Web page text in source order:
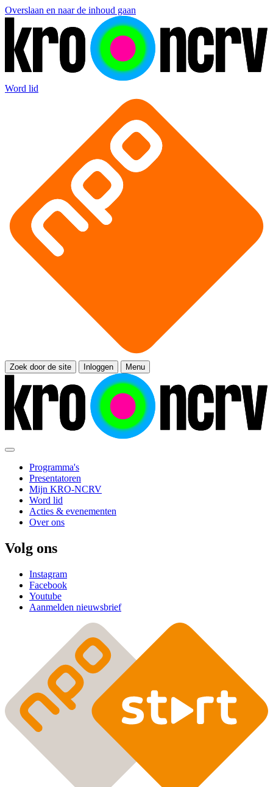
Overslaan en naar de inhoud gaan
Word lid
Zoek door de site Inloggen Menu
Programma's
Presentatoren
Mijn KRO-NCRV
Word lid
Acties & evenementen
Over ons
Volg ons
Instagram
Facebook
Youtube
Aanmelden nieuwsbrief